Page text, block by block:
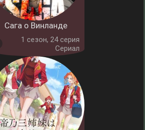
Сага о Винланде
1 cезон, 24 серия
Сериал